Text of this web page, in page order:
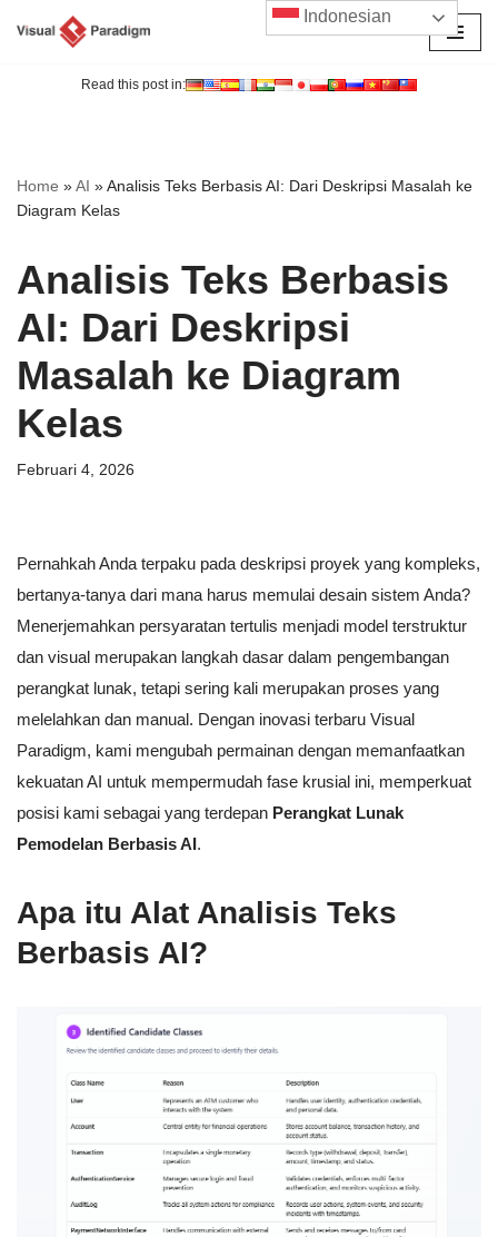
Read this post in:
Home »AI »Analisis Teks Berbasis AI: Dari Deskripsi Masalah ke
Diagram Kelas
Analisis Teks Berbasis
AI: Dari Deskripsi
Masalah ke Diagram
Kelas
Februari 4, 2026
Pernahkah Anda terpaku pada deskripsi proyek yang kompleks,
bertanya-tanya dari mana harus memulai desain sistem Anda?
Menerjemahkan persyaratan tertulis menjadi model terstruktur
dan visual merupakan langkah dasar dalam pengembangan
perangkat lunak, tetapi sering kali merupakan proses yang
melelahkan dan manual. Dengan inovasi terbaru Visual
Paradigm, kami mengubah permainan dengan memanfaatkan
kekuatan AI untuk mempermudah fase krusial ini, memperkuat
posisi kami sebagai yang terdepan Perangkat Lunak
Pemodelan Berbasis AI.
Apa itu Alat Analisis Teks
Berbasis AI?
Indonesian